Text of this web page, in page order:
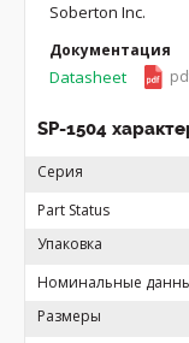
Soberton Inc.
Документация
Datasheet
SP-1504
Серия
Part Status
Упаковка
Номинальные
Размеры